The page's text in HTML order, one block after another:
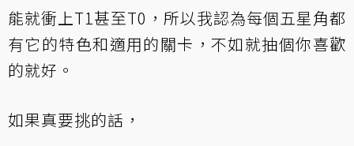
能就衝上T1甚至T0，所以我認為每個五星角都
有它的特色和適用的關卡，不如就抽個你喜歡
的就好。
如果真要挑的話，